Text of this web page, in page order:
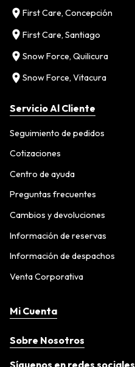
First Care, Concepción
First Care, Santiago
Snow Force, Quilicura
Snow Force, Vitacura
Servicio Al Cliente
Seguimiento de pedidos
Cotizaciones
Centro de ayuda
Preguntas frecuentes
Cambios y devoluciones
Información de reservas
Información de despachos
Venta Corporativa
Mi Cuenta
Sobre Nosotros
Síguenos en redes sociales